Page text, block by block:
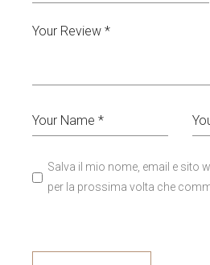
Salva il mio nome, email e sito
per la prossima volta che